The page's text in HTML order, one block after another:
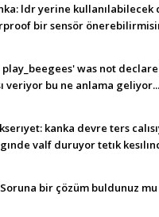
ldr yerine kullanılabilecek
bir sensör
play_beegees' was not
veriyor bu ne anlama geliyor...
kanka devre ters
valf duruyor tetık
Soruna bir çözüm buldunuz mu